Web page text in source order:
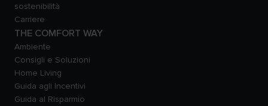
sostenibilità
Carriere
THE COMFORT WAY
Ambiente
Consigli e Soluzioni
Home Living
Guida agli Incentivi
Guida al Risparmio